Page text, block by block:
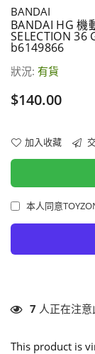
BANDAI
BANDAI HG 機
SELECTION 36
b6149866
狀況: 有貨
價
$140.00
加入收藏
本人同意
7 人正在注
This product is